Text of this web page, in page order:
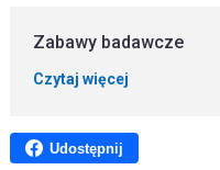
Zabawy badawcze
Czytaj więcej
Udostępnij